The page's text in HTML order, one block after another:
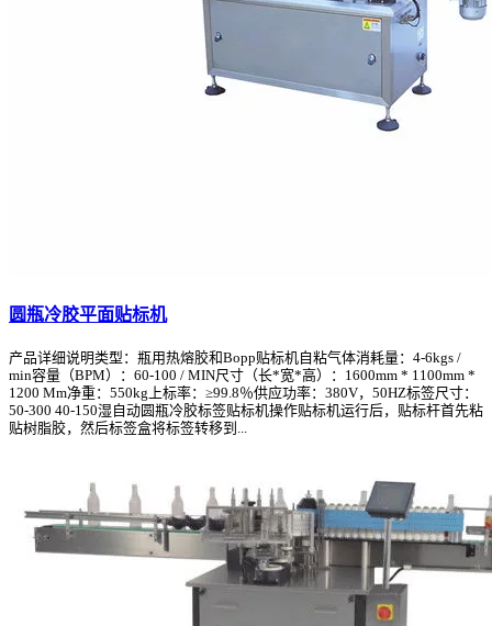
圆瓶冷胶平面贴标机
产品详细说明类型：瓶用热熔胶和Bopp贴标机自粘气体消耗量：4-6kgs /
min容量（BPM）：60-100 / MIN尺寸（长*宽*高）：1600mm * 1100mm *
1200 Mm净重：550kg上标率：≥99.8％供应功率：380V，50HZ标签尺寸：
50-300 40-150湿自动圆瓶冷胶标签贴标机操作贴标机运行后，贴标杆首先粘
贴树脂胶，然后标签盒将标签转移到...